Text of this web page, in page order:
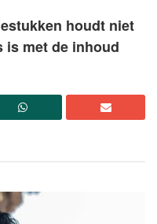
houdt niet
is met de inhoud